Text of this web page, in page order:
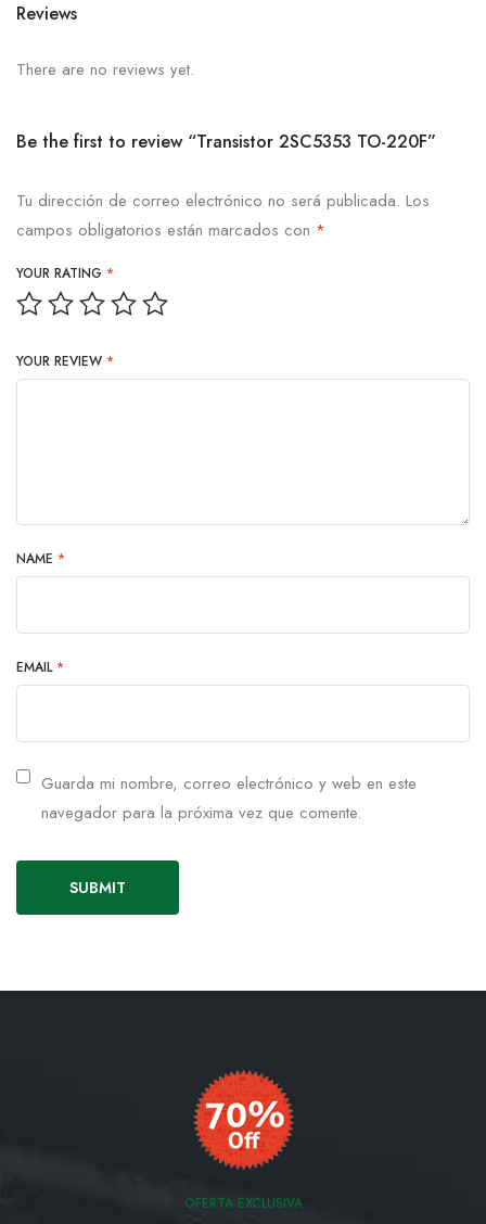
Reviews
There are no reviews yet.
Be the first to review “Transistor 2SC5353 TO-220F”
Tu dirección de correo electrónico no será publicada. Los
campos obligatorios están marcados con *
YOUR RATING *
YOUR REVIEW *
NAME *
EMAIL *
Guarda mi nombre, correo electrónico y web en este
navegador para la próxima vez que comente.
OFERTA EXCLUSIVA